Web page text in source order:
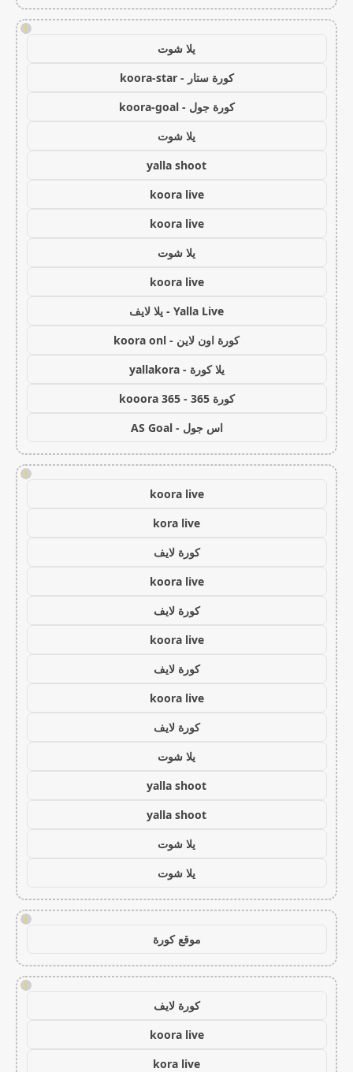
!
يلا شوت
كورة ستار - koora-star
كورة جول - koora-goal
يلا شوت
yalla shoot
koora live
koora live
يلا شوت
koora live
Yalla Live - يلا لايف
كورة اون لاين - koora onl
يلا كورة - yallakora
كورة 365 - kooora 365
اس جول - AS Goal
!
koora live
kora live
كورة لايف
koora live
كورة لايف
koora live
كورة لايف
koora live
كورة لايف
يلا شوت
yalla shoot
yalla shoot
يلا شوت
يلا شوت
!
موقع كورة
!
كورة لايف
koora live
kora live